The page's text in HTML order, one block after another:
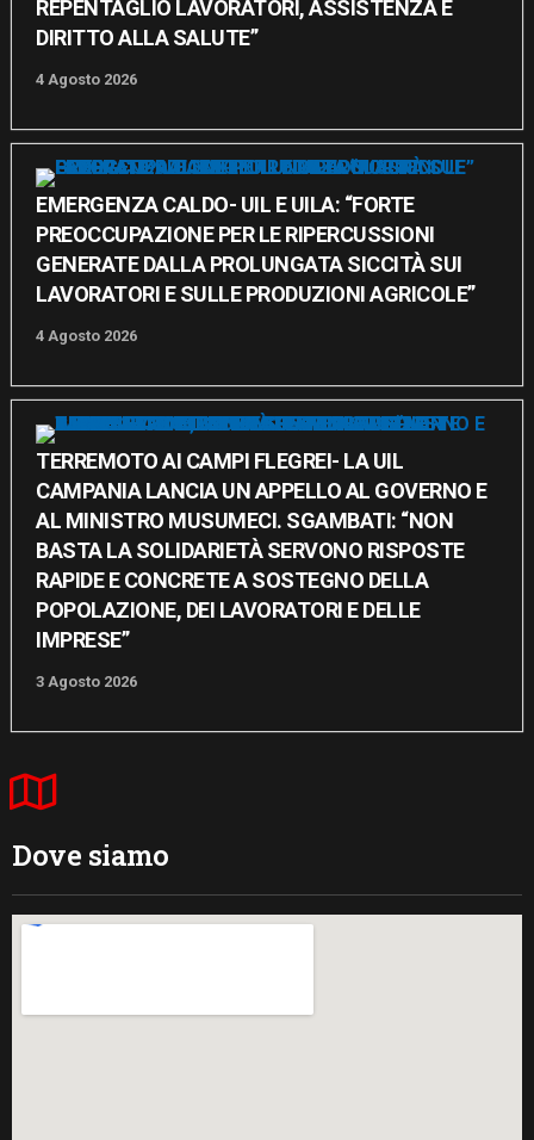
REPENTAGLIO LAVORATORI, ASSISTENZA E
DIRITTO ALLA SALUTE”
4 Agosto 2026
EMERGENZA CALDO- UIL E UILA: “FORTE
PREOCCUPAZIONE PER LE RIPERCUSSIONI
GENERATE DALLA PROLUNGATA SICCITÀ SUI
LAVORATORI E SULLE PRODUZIONI AGRICOLE”
4 Agosto 2026
TERREMOTO AI CAMPI FLEGREI- LA UIL
CAMPANIA LANCIA UN APPELLO AL GOVERNO E
AL MINISTRO MUSUMECI. SGAMBATI: “NON
BASTA LA SOLIDARIETÀ SERVONO RISPOSTE
RAPIDE E CONCRETE A SOSTEGNO DELLA
POPOLAZIONE, DEI LAVORATORI E DELLE
IMPRESE”
3 Agosto 2026
Dove siamo